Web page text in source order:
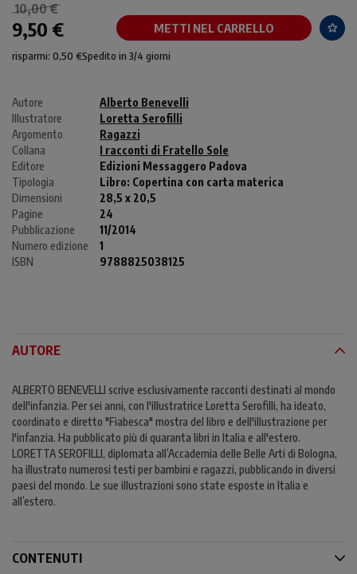
10,00 €
9,50 € METTI NEL CARRELLO
risparmi: 0,50 €Spedito in 3/4 giorni
Autore
Alberto Benevelli
Illustratore
Loretta Serofilli
Argomento
Ragazzi
Collana
I racconti di Fratello Sole
Editore
Edizioni Messaggero Padova
Tipologia
Libro: Copertina con carta materica
Dimensioni
28,5 x 20,5
Pagine
24
Pubblicazione
11/2014
Numero edizione
1
ISBN
9788825038125
AUTORE
ALBERTO BENEVELLI scrive esclusivamente racconti destinati al mondo
dell'infanzia. Per sei anni, con l'illustratrice Loretta Serofilli, ha ideato,
coordinato e diretto "Fiabesca" mostra del libro e dell'illustrazione per
l'infanzia. Ha pubblicato più di quaranta libri in Italia e all'estero.
LORETTA SEROFILLI, diplomata all’Accademia delle Belle Arti di Bologna,
ha illustrato numerosi testi per bambini e ragazzi, pubblicando in diversi
paesi del mondo. Le sue illustrazioni sono state esposte in Italia e
all’estero.
CONTENUTI